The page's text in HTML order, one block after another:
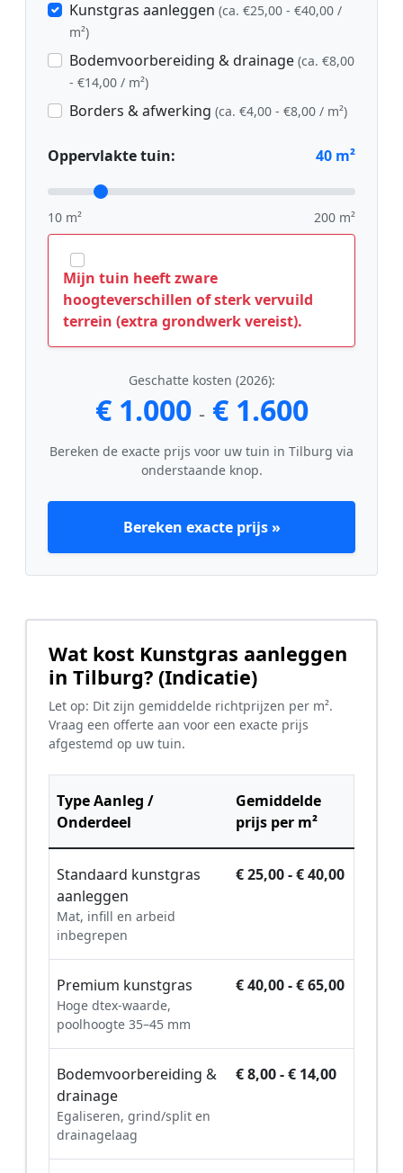
Kunstgras aanleggen (ca. €25,00 - €40,00 /
m²)
Bodemvoorbereiding & drainage (ca. €8,00
- €14,00 / m²)
Borders & afwerking (ca. €4,00 - €8,00 / m²)
Oppervlakte tuin: 40 m²
10 m² 200 m²
Mijn tuin heeft zware
hoogteverschillen of sterk vervuild
terrein (extra grondwerk vereist).
Geschatte kosten (2026):
€ 1.000 - € 1.600
Bereken de exacte prijs voor uw tuin in Tilburg via
onderstaande knop.
Bereken exacte prijs »
Wat kost Kunstgras aanleggen
in Tilburg? (Indicatie)
Let op: Dit zijn gemiddelde richtprijzen per m².
Vraag een offerte aan voor een exacte prijs
afgestemd op uw tuin.
Type Aanleg /
Onderdeel
Gemiddelde
prijs per m²
Standaard kunstgras
aanleggen
Mat, infill en arbeid
inbegrepen
€ 25,00 - € 40,00
Premium kunstgras
Hoge dtex-waarde,
poolhoogte 35–45 mm
€ 40,00 - € 65,00
Bodemvoorbereiding &
drainage
Egaliseren, grind/split en
drainagelaag
€ 8,00 - € 14,00